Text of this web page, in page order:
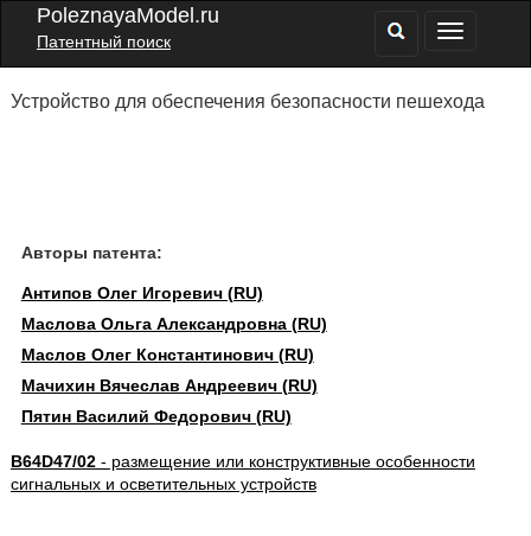
PoleznayaModel.ru
Патентный поиск
Устройство для обеспечения безопасности пешехода
Авторы патента:
Антипов Олег Игоревич (RU)
Маслова Ольга Александровна (RU)
Маслов Олег Константинович (RU)
Мачихин Вячеслав Андреевич (RU)
Пятин Василий Федорович (RU)
B64D47/02- размещение или конструктивные особенности
сигнальных и осветительных устройств